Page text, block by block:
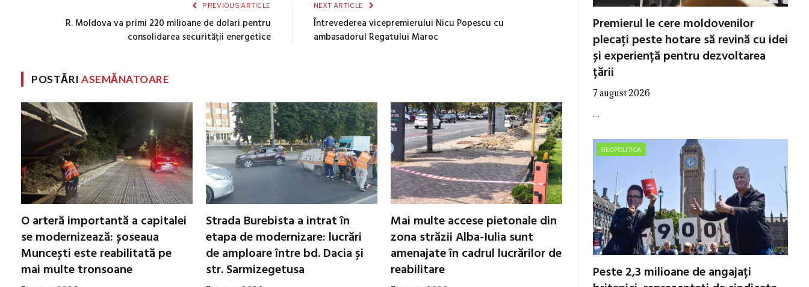
PREVIOUS ARTICLE
R. Moldova va primi 220 milioane de dolari pentru
consolidarea securității energetice
NEXT ARTICLE
Întrevederea vicepremierului Nicu Popescu cu
ambasadorul Regatului Maroc
POSTĂRIASEMĂNATOARE
O arteră importantă a capitalei
se modernizează: șoseaua
Muncești este reabilitată pe
mai multe tronsoane
Strada Burebista a intrat în
etapa de modernizare: lucrări
de amploare între bd. Dacia și
str. Sarmizegetusa
Mai multe accese pietonale din
zona străzii Alba-Iulia sunt
amenajate în cadrul lucrărilor de
reabilitare
Premierul le cere moldovenilor
plecați peste hotare să revină cu idei
și experiență pentru dezvoltarea
țării
7 august 2026
…
GEOPOLITICA
Peste 2,3 milioane de angajați